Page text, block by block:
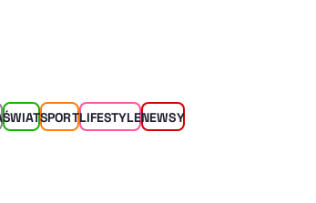
ŚWIATSPORTLIFESTYLENEWSY